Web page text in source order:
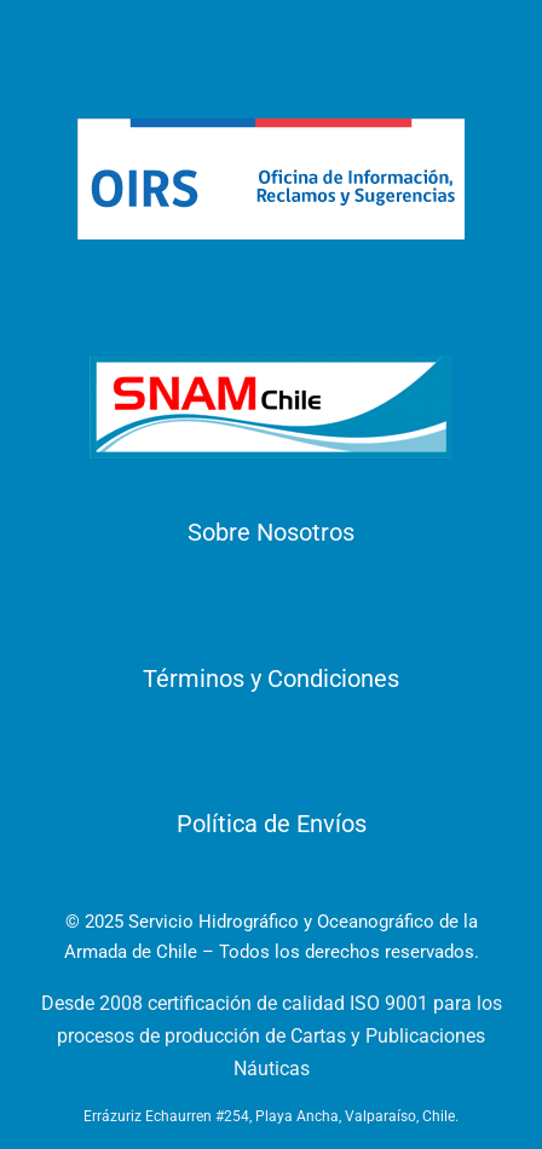
Sobre Nosotros
Términos y Condiciones
Política de Envíos
© 2025 Servicio Hidrográfico y Oceanográfico de la
Armada de Chile – Todos los derechos reservados.
Desde 2008 certificación de calidad ISO 9001 para los
procesos de producción de Cartas y Publicaciones
Náuticas
Errázuriz Echaurren #254, Playa Ancha, Valparaíso, Chile.